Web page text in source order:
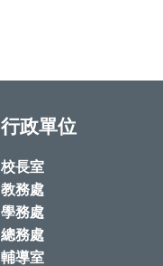
行政單位
校長室
教務處
學務處
總務處
輔導室